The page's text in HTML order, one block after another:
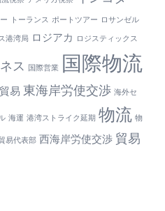
トーランス ポートツアー ロサンゼル
港湾局 ロジアカ ロジスティックス
ス 国際営業 国際物流
易 東海岸労使交渉 海外セ
海運 港湾ストライク延期 物流 物
易代表部 西海岸労使交渉 貿易